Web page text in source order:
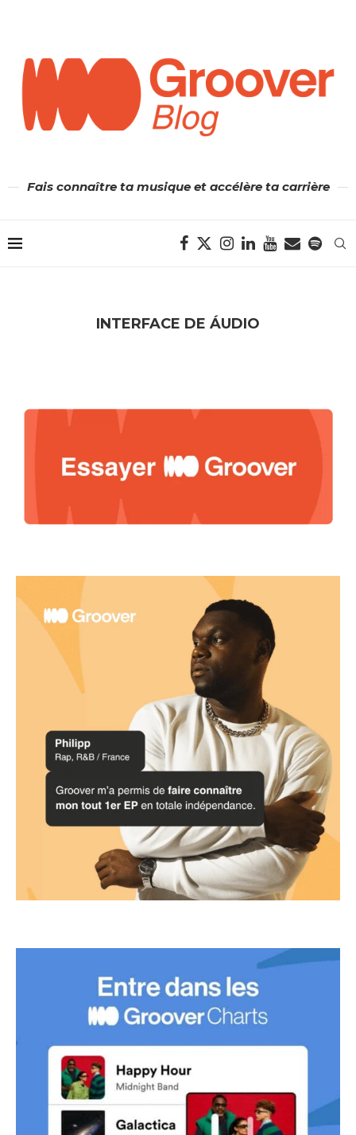
Fais connaître ta musique et accélère ta carrière
INTERFACE DE ÁUDIO